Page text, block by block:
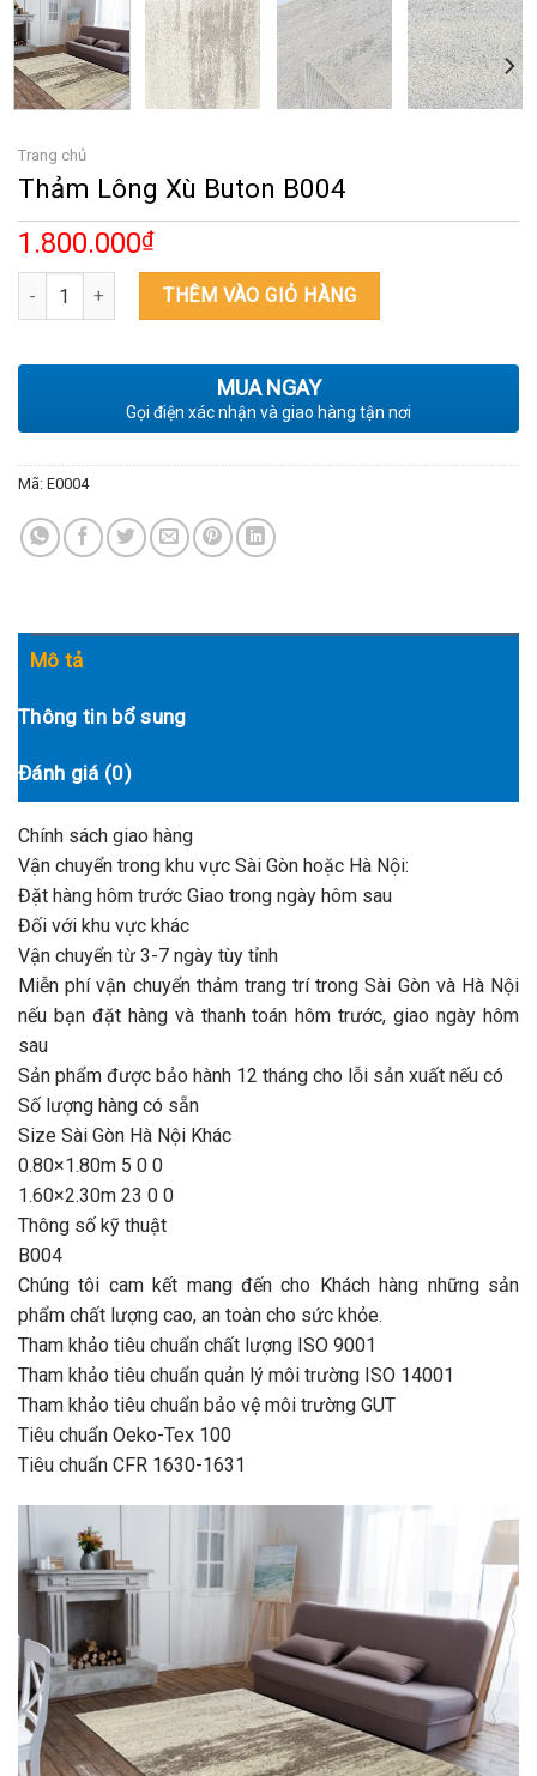
Trang chủ
Thảm Lông Xù Buton B004
1.800.000₫
Thảm Lông Xù Buton B004 số lượng
THÊM VÀO GIỎ HÀNG
MUA NGAY
Gọi điện xác nhận và giao hàng tận nơi
Mã: E0004
Mô tả
Thông tin bổ sung
Đánh giá (0)
Chính sách giao hàng
Vận chuyển trong khu vực Sài Gòn hoặc Hà Nội:
Đặt hàng hôm trước Giao trong ngày hôm sau
Đối với khu vực khác
Vận chuyển từ 3-7 ngày tùy tỉnh
Miễn phí vận chuyển thảm trang trí trong Sài Gòn và Hà Nội
nếu bạn đặt hàng và thanh toán hôm trước, giao ngày hôm
sau
Sản phẩm được bảo hành 12 tháng cho lỗi sản xuất nếu có
Số lượng hàng có sẵn
Size Sài Gòn Hà Nội Khác
0.80×1.80m 5 0 0
1.60×2.30m 23 0 0
Thông số kỹ thuật
B004
Chúng tôi cam kết mang đến cho Khách hàng những sản
phẩm chất lượng cao, an toàn cho sức khỏe.
Tham khảo tiêu chuẩn chất lượng ISO 9001
Tham khảo tiêu chuẩn quản lý môi trường ISO 14001
Tham khảo tiêu chuẩn bảo vệ môi trường GUT
Tiêu chuẩn Oeko-Tex 100
Tiêu chuẩn CFR 1630-1631